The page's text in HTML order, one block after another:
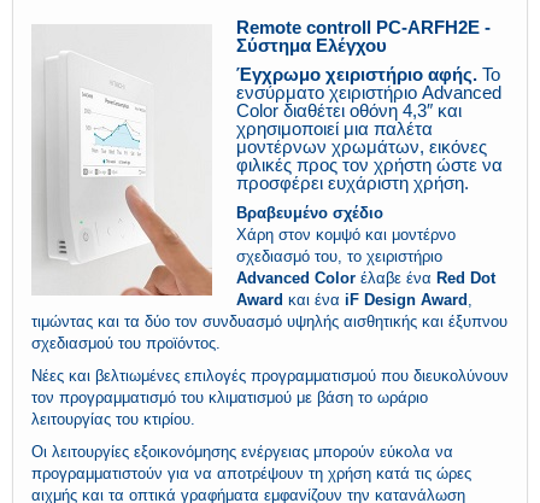
Remote controll PC-ARFH2E -
Σύστημα Ελέγχου
Έγχρωμο χειριστήριο αφής Το
ενσύρματο χειριστήριο Advanced
Color διαθέτει οθόνη 4,3″ και
χρησιμοποιεί μια παλέτα
μοντέρνων χρωμάτων, εικόνες
φιλικές προς τον χρήστη ώστε να
προσφέρει ευχάριστη χρήση.
Βραβευμένο σχέδιο
Χάρη στον κομψό και μοντέρνο
σχεδιασμό του, το χειριστήριο
Advanced Color έλαβε ένα Red Dot
Award και ένα iF Design Award
τιμώντας και τα δύο τον συνδυασμό υψηλής αισθητικής και έξυπνου
σχεδιασμού του προϊόντος.
Νέες και βελτιωμένες επιλογές προγραμματισμού που διευκολύνουν
τον προγραμματισμό του κλιματισμού με βάση το ωράριο
λειτουργίας του κτιρίου.
Οι λειτουργίες εξοικονόμησης ενέργειας μπορούν εύκολα να
προγραμματιστούν για να αποτρέψουν τη χρήση κατά τις ώρες
αιχμής και τα οπτικά γραφήματα εμφανίζουν την κατανάλωση